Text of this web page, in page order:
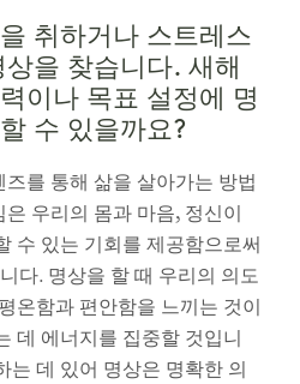
취하거나 스트레스
을 찾습니다. 새해
이나 목표 설정에 명
수 있을까요?
를 통해 삶을 살아가는 방법
우리의 몸과 마음, 정신이
수 있는 기회를 제공함으로써
다. 명상을 할 때 우리의 의도
온함과 편안함을 느끼는 것이
데 에너지를 집중할 것입니
는 데 있어 명상은 명확한 의